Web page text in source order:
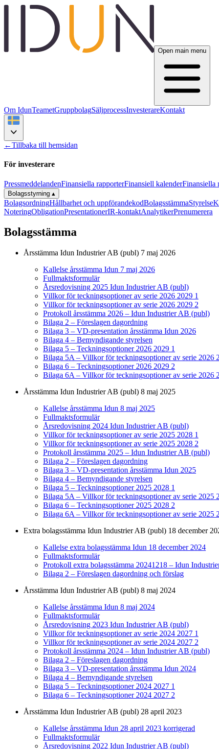
Open main menu
Om IdunTeametGruppbolagSäljprocessInvesterareKontakt
←Tillbaka till hemsidan
För investerare
PressmeddelandenFinansiella rapporterFinansiell kalenderFinansiella
Bolagsstyrning ▴
BolagsordningHållbarhet och uppförandekodBolagsstämmaStyrelse
NoteringObligationPresentationerIR-kontaktAnalytikerPrenumerera
Bolagsstämma
Årsstämma Idun Industrier AB (publ) 7 maj 2026
Kallelse årsstämma Idun 7 maj 2026
Fullmaktsformulär
Årsredovisning 2025 Idun Industrier AB (publ)
Villkor för teckningsoptioner av serie 2026 2029 1
Villkor för teckningsoptioner av serie 2026 2029 2
Protokoll årsstämma 2026 – Idun Industrier AB (publ)
Bilaga 2 – Föreslagen dagordning
Bilaga 3 – VD-presentation årsstämma Idun 2026
Bilaga 4 – Bemyndigande styrelsen
Bilaga 5 – Teckningsoptioner 2026 2029 1
Bilaga 5A – Villkor för teckningsoptioner av serie 2026
Bilaga 6 – Teckningsoptioner 2026 2029 2
Bilaga 6A – Villkor för teckningsoptioner av serie 2026
Årsstämma Idun Industrier AB (publ) 8 maj 2025
Kallelse årsstämma Idun 8 maj 2025
Fullmaktsformulär
Årsredovisning 2024 Idun Industrier AB (publ)
Villkor för teckningsoptioner av serie 2025 2028 1
Villkor för teckningsoptioner av serie 2025 2028 2
Protokoll årsstämma 2025 – Idun Industrier AB (publ)
Bilaga 2 – Föreslagen dagordning
Bilaga 3 – VD-presentation årsstämma Idun 2025
Bilaga 4 – Bemyndigande styrelsen
Bilaga 5 – Teckningsoptioner 2025 2028 1
Bilaga 5A – Villkor för teckningsoptioner av serie 2025
Bilaga 6 – Teckningsoptioner 2025 2028 2
Bilaga 6A – Villkor för teckningsoptioner av serie 2025
Extra bolagsstämma Idun Industrier AB (publ) 18 december
Kallelse extra bolagsstämma Idun 18 december 2024
Fullmaktsformulär
Protokoll extra bolagsstämma 20241218 – Idun
Bilaga 2 – Föreslagen dagordning och förslag
Årsstämma Idun Industrier AB (publ) 8 maj 2024
Kallelse årsstämma Idun 8 maj 2024
Fullmaktsformulär
Årsredovisning 2023 Idun Industrier AB (publ)
Villkor för teckningsoptioner av serie 2024 2027 1
Villkor för teckningsoptioner av serie 2024 2027 2
Protokoll årsstämma 2024 – Idun Industrier AB (publ)
Bilaga 2 – Föreslagen dagordning
Bilaga 3 – VD-presentation årsstämma Idun 2024
Bilaga 4 – Bemyndigande styrelsen
Bilaga 5 – Teckningsoptioner 2024 2027 1
Bilaga 6 – Teckningsoptioner 2024 2027 2
Årsstämma Idun Industrier AB (publ) 28 april 2023
Kallelse årsstämma Idun 28 april 2023 korrigerad
Fullmaktsformulär
Årsredovisning 2022 Idun Industrier AB (publ)